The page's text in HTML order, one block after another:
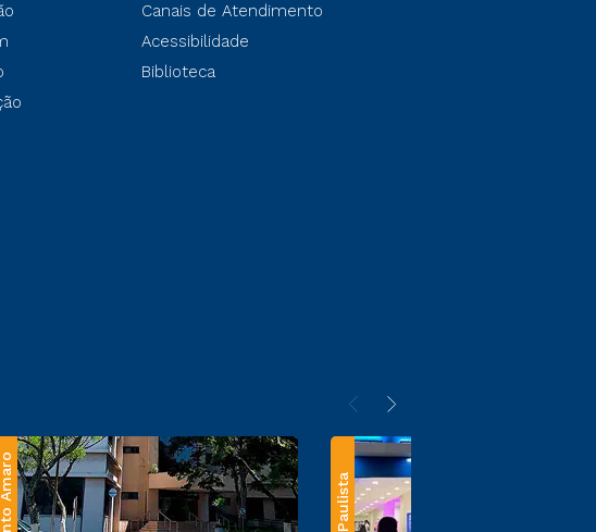
Canais de Atendimento
Acessibilidade
Biblioteca
Santo Amaro Paulista